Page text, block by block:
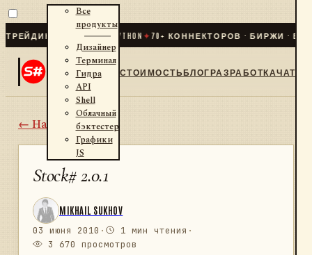
ДЛЯ .NET И PYTHON✦70+ КОННЕКТОРОВ · БИРЖИ ·
Все
продукты
Дизайнер
Терминал
Гидра
API
Shell
Облачный
бэктестер
Графики
JS
СТОИМОСТЬБЛОГРАЗРАБОТКАЧАТ
← Назад
Stock# 2.0.1
MIKHAIL SUKHOV
03 июня 2010 · 1 мин чтения ·
3 670 просмотров